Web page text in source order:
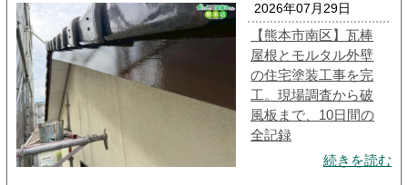
2026年07月29日
【熊本市南区】瓦棒
屋根とモルタル外壁
の住宅塗装工事を完
工。現場調査から破
風板まで、10日間の
全記録
続きを読む